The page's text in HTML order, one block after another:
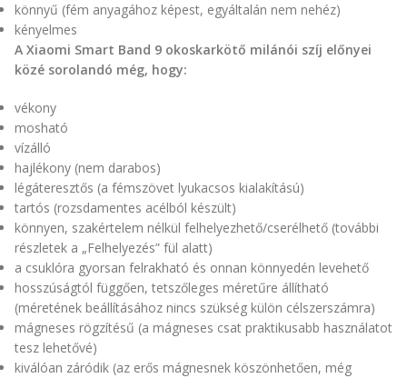
könnyű (fém anyagához képest, egyáltalán nem nehéz)
kényelmes
A Xiaomi Smart Band 9 okoskarkötő milánói szíj előnyei
közé sorolandó még, hogy:
vékony
mosható
vízálló
hajlékony (nem darabos)
légáteresztős (a fémszövet lyukacsos kialakítású)
tartós (rozsdamentes acélból készült)
könnyen, szakértelem nélkül felhelyezhető/cserélhető (további
részletek a „Felhelyezés” fül alatt)
a csuklóra gyorsan felrakható és onnan könnyedén levehető
hosszúságtól függően, tetszőleges méretűre állítható
(méretének beállításához nincs szükség külön célszerszámra)
mágneses rögzítésű (a mágneses csat praktikusabb használatot
tesz lehetővé)
kiválóan záródik (az erős mágnesnek köszönhetően, még